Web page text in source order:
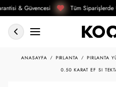
& Güvencesi Tüm Siparişlerde
ANASAYFA PIRLANTA PIRLANTA
0.50 KARAT EF SI